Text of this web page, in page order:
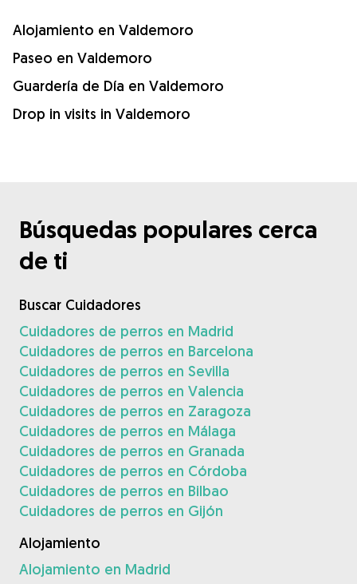
Alojamiento en Valdemoro
Paseo en Valdemoro
Guardería de Día en Valdemoro
Drop in visits in Valdemoro
Búsquedas populares cerca
de ti
Buscar Cuidadores
Cuidadores de perros en Madrid
Cuidadores de perros en Barcelona
Cuidadores de perros en Sevilla
Cuidadores de perros en Valencia
Cuidadores de perros en Zaragoza
Cuidadores de perros en Málaga
Cuidadores de perros en Granada
Cuidadores de perros en Córdoba
Cuidadores de perros en Bilbao
Cuidadores de perros en Gijón
Alojamiento
Alojamiento en Madrid